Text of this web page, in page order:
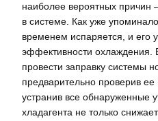
наиболее вероятных причин
в системе. Как уже
временем испаряется, и его
эффективности охлаждения.
провести заправку системы
предварительно проверив ее
устранив все обнаруженные
хладагента не только